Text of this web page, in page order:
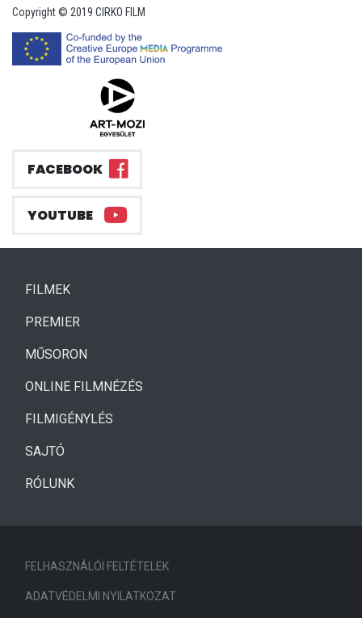
Copyright © 2019 CIRKO FILM
FACEBOOK
YOUTUBE
FILMEK(CURRENT)
PREMIER
MŰSORON
ONLINE FILMNÉZÉS
FILMIGÉNYLÉS
SAJTÓ
RÓLUNK
FELHASZNÁLÓI FELTÉTELEK
ADATVÉDELMI NYILATKOZAT